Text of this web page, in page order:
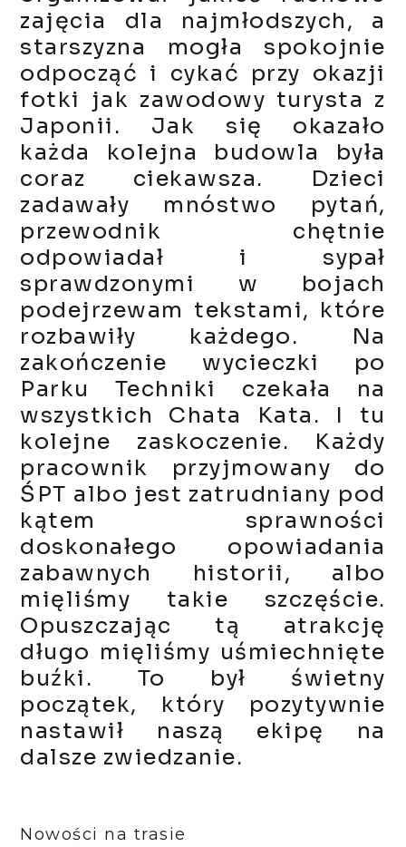
zajęcia dla najmłodszych, a
starszyzna mogła spokojnie
odpocząć i cykać przy okazji
fotki jak zawodowy turysta z
Japonii. Jak się okazało
każda kolejna budowla była
coraz ciekawsza. Dzieci
zadawały mnóstwo pytań,
przewodnik chętnie
odpowiadał i sypał
sprawdzonymi w bojach
podejrzewam tekstami, które
rozbawiły każdego. Na
zakończenie wycieczki po
Parku Techniki czekała na
wszystkich Chata Kata. I tu
kolejne zaskoczenie. Każdy
pracownik przyjmowany do
ŚPT albo jest zatrudniany pod
kątem sprawności
doskonałego opowiadania
zabawnych historii, albo
mięliśmy takie szczęście.
Opuszczając tą atrakcję
długo mięliśmy uśmiechnięte
buźki. To był świetny
początek, który pozytywnie
nastawił naszą ekipę na
dalsze zwiedzanie.
Nowości na trasie